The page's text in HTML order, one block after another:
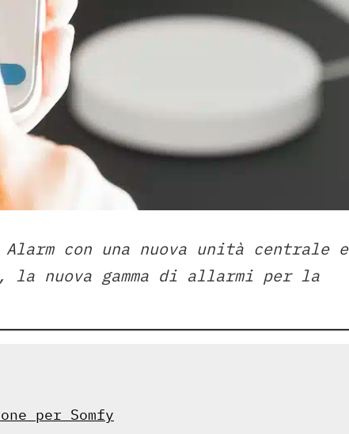
con una nuova unità centrale e
la nuova gamma di allarmi per la
per Somfy